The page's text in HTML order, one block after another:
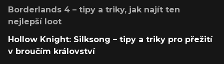
Borderlands 4 – tipy a triky, jak najít ten
nejlepší loot
Hollow Knight: Silksong – tipy a triky pro přežití
v broučím království